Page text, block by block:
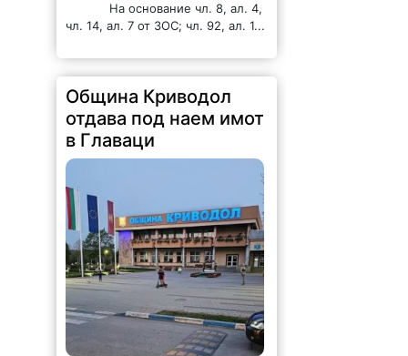
На основание чл. 8, ал. 4,
чл. 14, ал. 7 от ЗОС; чл. 92, ал. 1...
Община Криводол
отдава под наем имот
в Главаци